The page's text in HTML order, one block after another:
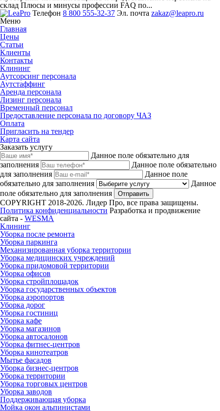
склад Плюсы и минусы профессии FAQ по...
Телефон 8 800 555-32-37 Эл. почта zakaz@leapro.ru
Меню
Главная
Цены
Статьи
Клиенты
Контакты
Клининг
Аутсорсинг персонала
Аутстаффинг
Аренда персонала
Лизинг персонала
Временный персонал
Предоставление персонала по договору ЧАЗ
Оплата
Пригласить на тендер
Карта сайта
Заказать услугу
Данное поле обязательно для
заполнения
Данное поле обязательно
для заполнения
Данное поле
обязательно для заполнения
Данное
поле обязательно для заполнения
Отправить
COPYRIGHT 2018-2026. Лидер Про, все права защищены.
Политика конфиденциальности Разработка и продвижение
сайта - WESMA
Клининг
Уборка после ремонта
Уборка паркинга
Механизированная уборка территории
Уборка медицинских учреждений
Уборка придомовой территории
Уборка офисов
Уборка стройплощадок
Уборка государственных объектов
Уборка аэропортов
Уборка дорог
Уборка гостиниц
Уборка кафе
Уборка магазинов
Уборка автосалонов
Уборка фитнес-центров
Уборка кинотеатров
Мытье фасадов
Уборка бизнес-центров
Уборка территории
Уборка торговых центров
Уборка заводов
Поддерживающая уборка
Мойка окон альпинистами